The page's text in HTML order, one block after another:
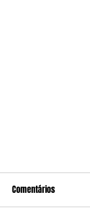
Comentários